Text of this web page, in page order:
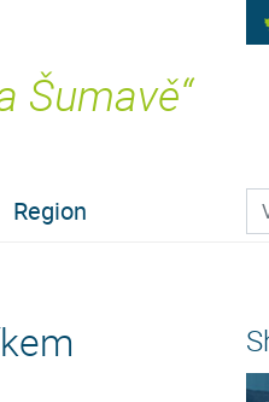
Šumavě“
Region